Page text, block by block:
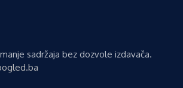
sadržaja bez dozvole izdavača.